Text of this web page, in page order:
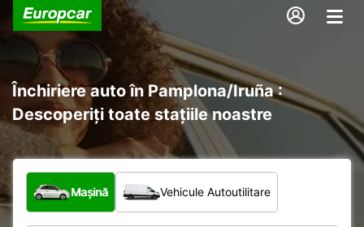
Închiriere auto în Pamplona/Iruña :
Descoperiți toate stațiile noastre
Ce tip de vehicul?
Mașină Vehicule Autoutilitare